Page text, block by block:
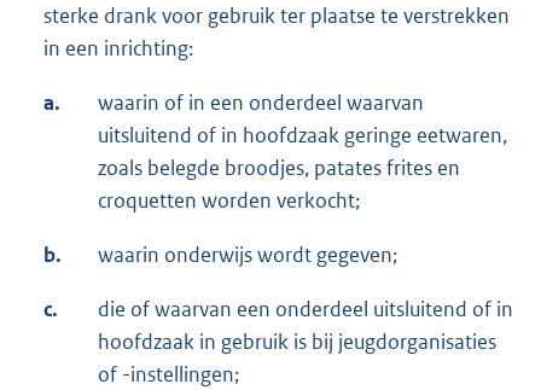
sterke drank voor gebruik ter plaatse te verstrekken
in een inrichting:
a.
waarin of in een onderdeel waarvan
uitsluitend of in hoofdzaak geringe eetwaren,
zoals belegde broodjes, patates frites en
croquetten worden verkocht;
b. waarin onderwijs wordt gegeven;
c.
die of waarvan een onderdeel uitsluitend of in
hoofdzaak in gebruik is bij jeugdorganisaties
of -instellingen;